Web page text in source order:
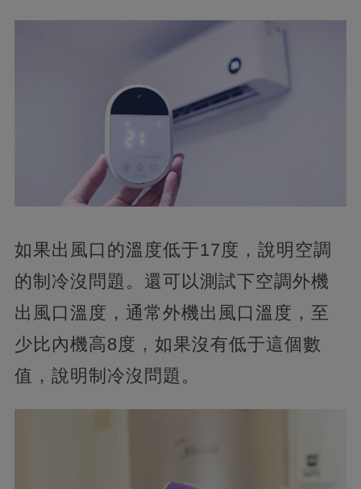
如果出風口的溫度低于17度，說明空調
的制冷沒問題。還可以測試下空調外機
出風口溫度，通常外機出風口溫度，至
少比內機高8度，如果沒有低于這個數
值，說明制冷沒問題。